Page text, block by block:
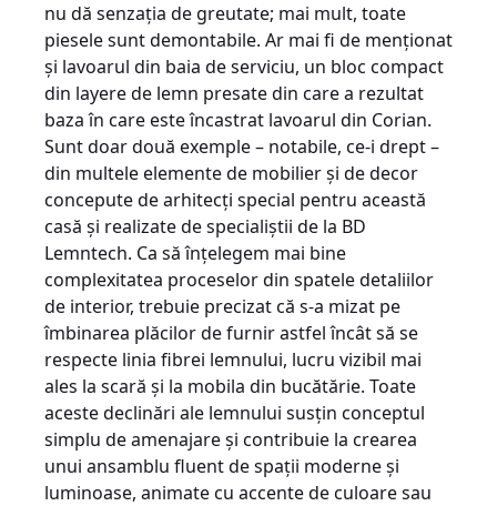
nu dă senzaţia de greutate; mai mult, toate
piesele sunt de­mon­tabile. Ar mai fi de menţionat
şi lavoarul din baia de serviciu, un bloc compact
din layere de lemn presate din care a rezultat
baza în care este încastrat lavoarul din Corian.
Sunt doar două exemple – notabile, ce-i drept –
din multele elemente de mobilier şi de decor
concepute de arhitecţi special pentru această
casă şi realizate de specialiştii de la BD
Lemntech. Ca să înţele­gem mai bine
complexitatea proceselor din spatele detaliilor
de interior, trebuie precizat că s-a mizat pe
îmbinarea plăcilor de furnir astfel încât să se
respecte linia fibrei lemnului, lucru vizibil mai
ales la scară şi la mobila din bucă­tărie. Toate
aceste declinări ale lemnului susţin conceptul
simplu de amenajare şi contribuie la crearea
unui ansamblu fluent de spaţii mo­derne şi
luminoase, animate cu accente de culoare sau